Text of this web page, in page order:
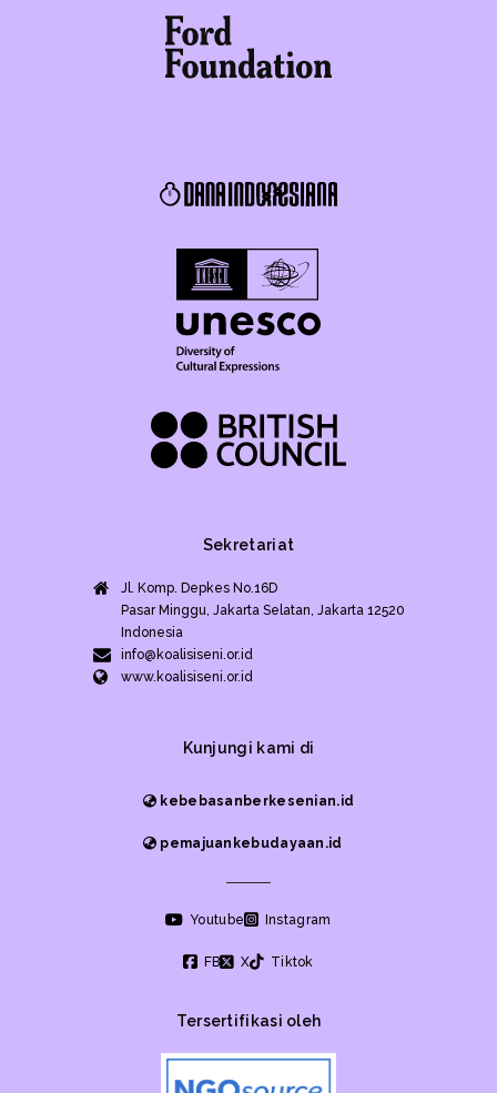
Sekretariat
Jl. Komp. Depkes No.16D
Pasar Minggu, Jakarta Selatan, Jakarta 12520
Indonesia
info@koalisiseni.or.id
www.koalisiseni.or.id
Kunjungi kami di
kebebasanberkesenian.id
pemajuankebudayaan.id
Youtube Instagram
FB X Tiktok
Tersertifikasi oleh